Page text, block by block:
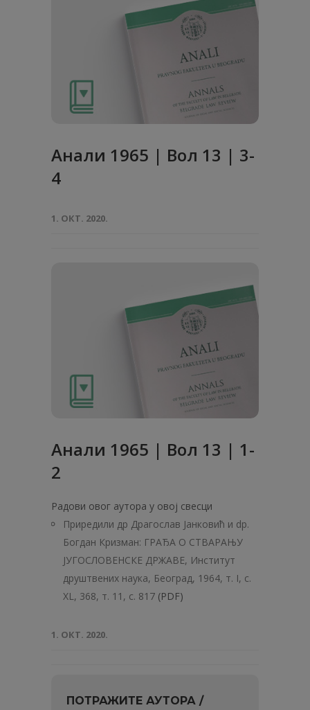
Анaли 1965 | Вол 13 | 3-
4
1. ОКТ. 2020.
Анaли 1965 | Вол 13 | 1-
2
Радови овог аутора у овој свесци
Приредили др Драгослав Јанковић и dp.
Богдан Кризман: ГРАЂА О СТВАРАЊУ
ЈУГОСЛОВЕНСКЕ ДРЖАВЕ, Институт
друштвених наука, Београд, 1964, т. I, с.
XL, 368, т. 11, с. 817 (PDF)
1. ОКТ. 2020.
ПОТРАЖИТЕ АУТОРА /